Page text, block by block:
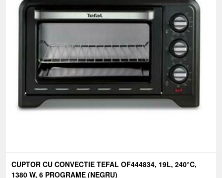
CUPTOR CU CONVECTIE TEFAL OF444834, 19L, 240°C,
1380 W, 6 PROGRAME (NEGRU)